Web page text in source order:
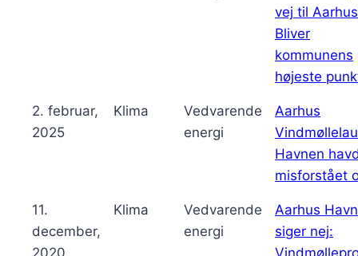
vej til
Bliver
kommunens
højeste
2. februar,
2025
Klima
Vedvarende
energi
Aarhus
Havnen
misforstået
11.
december,
Klima
Vedvarende
energi
Aarhus Havn
siger nej: